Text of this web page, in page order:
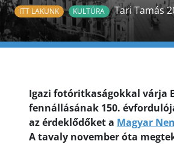
ITT LAKUNK KULTÚRA Tari Tamás
Igazi fotóritkaságokkal várja
fennállásának 150.
az érdeklődőket a Magyar
A tavaly november óta